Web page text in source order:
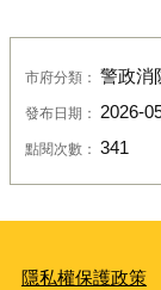
市府分類： 警政消
發布日期： 2026-
點閱次數： 341
隱私權保護政策